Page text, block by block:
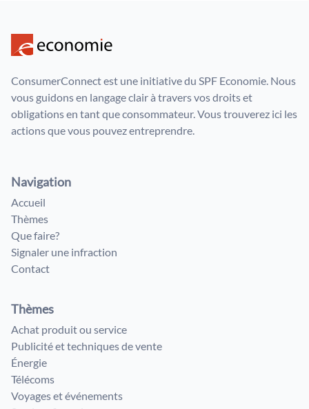
ConsumerConnect est une initiative du SPF Economie. Nous
vous guidons en langage clair à travers vos droits et
obligations en tant que consommateur. Vous trouverez ici les
actions que vous pouvez entreprendre.
Navigation
Accueil
Thèmes
Que faire?
Signaler une infraction
Contact
Thèmes
Achat produit ou service
Publicité et techniques de vente
Énergie
Télécoms
Voyages et événements